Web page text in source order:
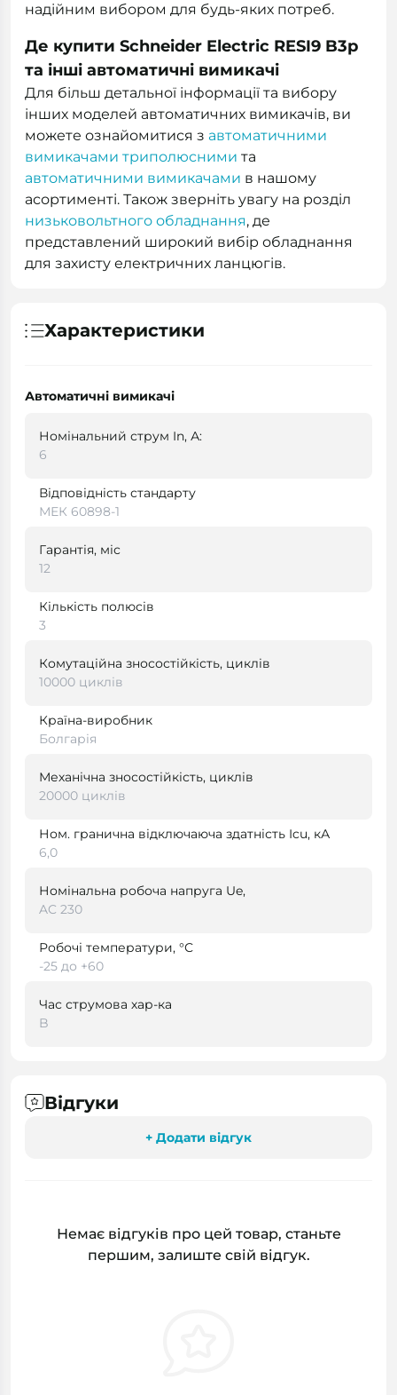
надійним вибором для будь-яких потреб.
Де купити Schneider Electric RESI9 B3р
та інші автоматичні вимикачі
Для більш детальної інформації та вибору
інших моделей автоматичних вимикачів, ви
можете ознайомитися з автоматичними
вимикачами триполюсними та
автоматичними вимикачами в нашому
асортименті. Також зверніть увагу на розділ
низьковольтного обладнання, де
представлений широкий вибір обладнання
для захисту електричних ланцюгів.
Характеристики
Автоматичні вимикачі
Номінальний струм In, А:
6
Відповідність стандарту
МЕК 60898-1
Гарантія, міс
12
Кількість полюсів
3
Комутаційна зносостійкість, циклів
10000 циклів
Країна-виробник
Болгарія
Механічна зносостійкість, циклів
20000 циклів
Ном. гранична відключаюча здатність Icu, кА
6,0
Номінальна робоча напруга Ue,
AC 230
Робочі температури, °С
-25 до +60
Час струмова хар-ка
B
Відгуки
+ Додати відгук
Немає відгуків про цей товар, станьте
першим, залиште свій відгук.